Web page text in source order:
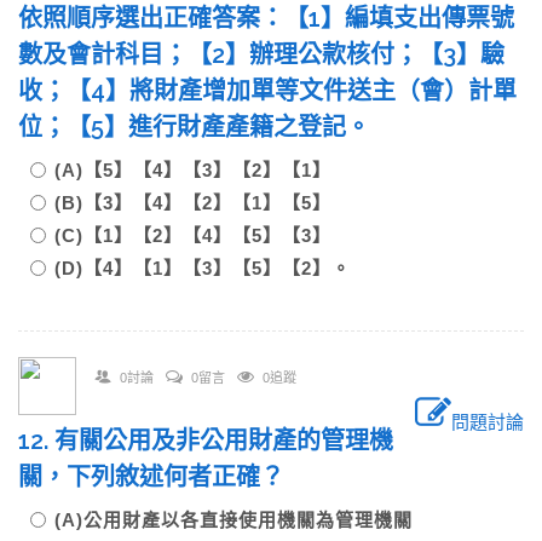
依照順序選出正確答案：【1】編填支出傳票號
數及會計科目；【2】辦理公款核付；【3】驗
收；【4】將財產增加單等文件送主（會）計單
位；【5】進行財產產籍之登記。
(A)【5】【4】【3】【2】【1】
(B)【3】【4】【2】【1】【5】
(C)【1】【2】【4】【5】【3】
(D)【4】【1】【3】【5】【2】。
0討論 0留言 0追蹤
問題討論
12. 有關公用及非公用財產的管理機
關，下列敘述何者正確？
(A)公用財產以各直接使用機關為管理機關